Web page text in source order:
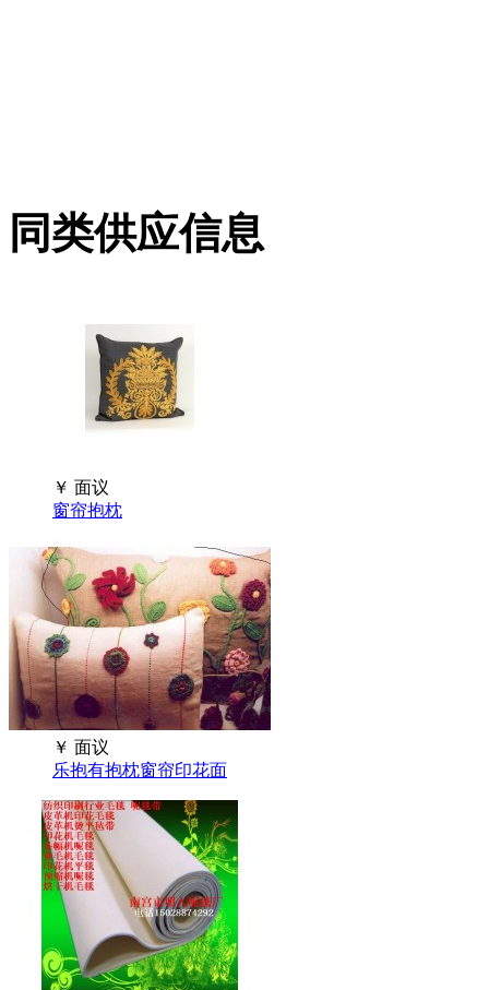
同类供应信息
￥ 面议
窗帘抱枕
￥ 面议
乐抱有抱枕窗帘印花面